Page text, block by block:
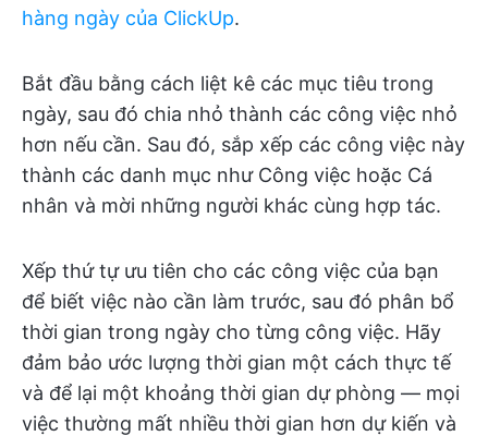
hàng ngày của ClickUp.
Bắt đầu bằng cách liệt kê các mục tiêu trong
ngày, sau đó chia nhỏ thành các công việc nhỏ
hơn nếu cần. Sau đó, sắp xếp các công việc này
thành các danh mục như Công việc hoặc Cá
nhân và mời những người khác cùng hợp tác.
Xếp thứ tự ưu tiên cho các công việc của bạn
để biết việc nào cần làm trước, sau đó phân bổ
thời gian trong ngày cho từng công việc. Hãy
đảm bảo ước lượng thời gian một cách thực tế
và để lại một khoảng thời gian dự phòng — mọi
việc thường mất nhiều thời gian hơn dự kiến và